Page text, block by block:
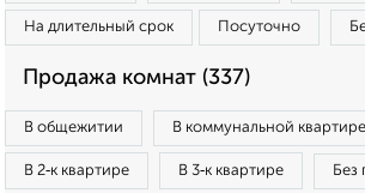
На длительный срок Посуточно
Продажа комнат (337)
В общежитии В коммунальной квартире
В 2‑к квартире В 3‑к квартире Без